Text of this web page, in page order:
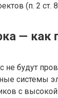
(п. 2 ст.
— как
не будут
системы
с высокой